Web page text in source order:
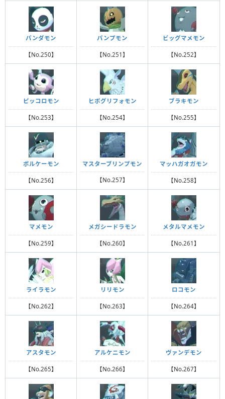
パンダモン
【No.250】
パンプモン
【No.251】
ビッグマメモン
【No.252】
ピッコロモン
【No.253】
ヒポグリフォモン
【No.254】
ブラキモン
【No.255】
ボルケーモン
【No.256】
マスターブリンプモン
【No.257】
マッハガオガモン
【No.258】
マメモン
【No.259】
メガシードラモン
【No.260】
メタルマメモン
【No.261】
ライラモン
【No.262】
リリモン
【No.263】
ロコモン
【No.264】
アスタモン
【No.265】
アルケニモン
【No.266】
ヴァンデモン
【No.267】